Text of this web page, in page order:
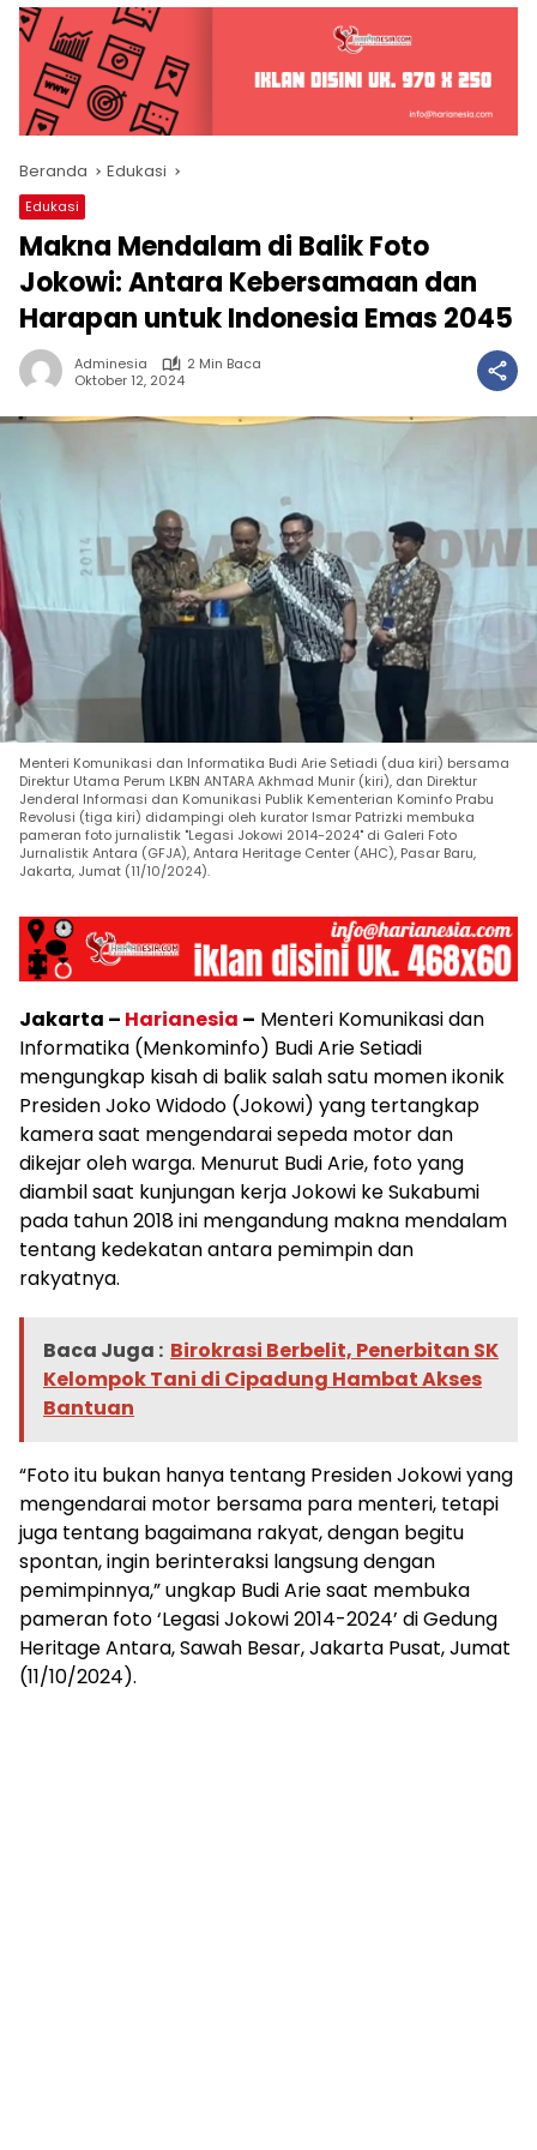
Beranda Edukasi
Edukasi
Makna Mendalam di Balik Foto
Jokowi: Antara Kebersamaan dan
Harapan untuk Indonesia Emas 2045
Adminesia
2 Min Baca
Oktober 12, 2024
Menteri Komunikasi dan Informatika Budi Arie Setiadi (dua kiri) bersama
Direktur Utama Perum LKBN ANTARA Akhmad Munir (kiri), dan Direktur
Jenderal Informasi dan Komunikasi Publik Kementerian Kominfo Prabu
Revolusi (tiga kiri) didampingi oleh kurator Ismar Patrizki membuka
pameran foto jurnalistik "Legasi Jokowi 2014-2024" di Galeri Foto
Jurnalistik Antara (GFJA), Antara Heritage Center (AHC), Pasar Baru,
Jakarta, Jumat (11/10/2024).
Jakarta – Harianesia – Menteri Komunikasi dan
Informatika (Menkominfo) Budi Arie Setiadi
mengungkap kisah di balik salah satu momen ikonik
Presiden Joko Widodo (Jokowi) yang tertangkap
kamera saat mengendarai sepeda motor dan
dikejar oleh warga. Menurut Budi Arie, foto yang
diambil saat kunjungan kerja Jokowi ke Sukabumi
pada tahun 2018 ini mengandung makna mendalam
tentang kedekatan antara pemimpin dan
rakyatnya.
Baca Juga : Birokrasi Berbelit, Penerbitan SK
Kelompok Tani di Cipadung Hambat Akses
Bantuan
“Foto itu bukan hanya tentang Presiden Jokowi yang
mengendarai motor bersama para menteri, tetapi
juga tentang bagaimana rakyat, dengan begitu
spontan, ingin berinteraksi langsung dengan
pemimpinnya,” ungkap Budi Arie saat membuka
pameran foto ‘Legasi Jokowi 2014-2024’ di Gedung
Heritage Antara, Sawah Besar, Jakarta Pusat, Jumat
(11/10/2024).